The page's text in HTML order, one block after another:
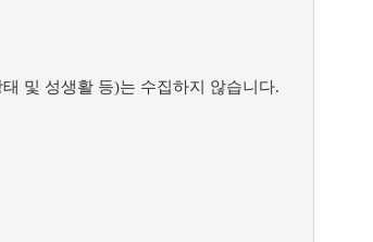
및 성생활 등)는 수집하지 않습니다.